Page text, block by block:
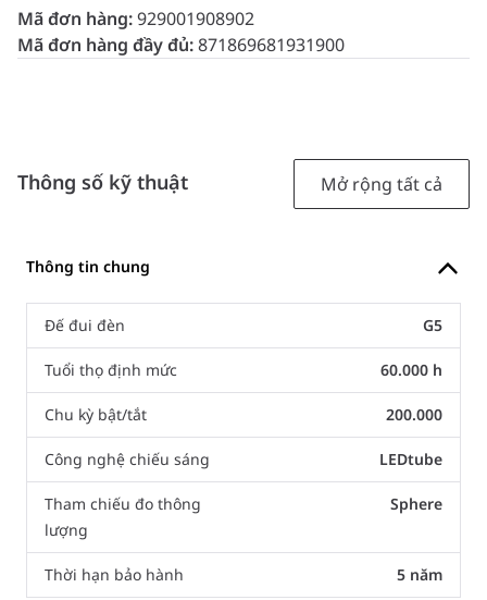
Mã đơn hàng:929001908902
Mã đơn hàng đầy đủ:871869681931900
Thông số kỹ thuật Mở rộng tất cả
Thông tin chung
Đế đui đèn G5
Tuổi thọ định mức 60.000 h
Chu kỳ bật/tắt 200.000
Công nghệ chiếu sáng LEDtube
Tham chiếu đo thông
lượng
Sphere
Thời hạn bảo hành 5 năm